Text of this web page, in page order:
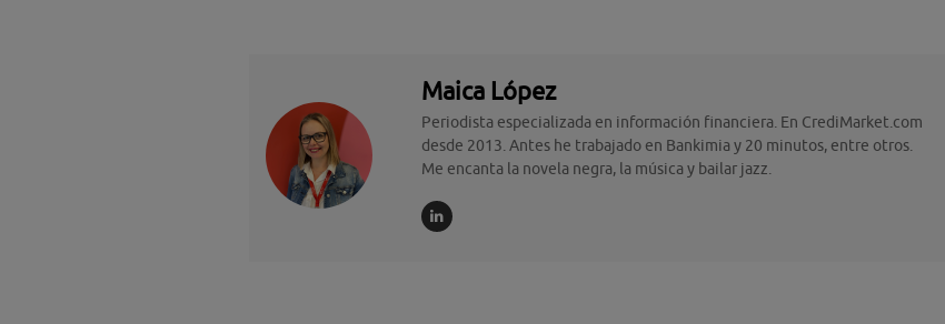
Maica López
Periodista especializada en información financiera. En CrediMarket.com
desde 2013. Antes he trabajado en Bankimia y 20 minutos, entre otros.
Me encanta la novela negra, la música y bailar jazz.